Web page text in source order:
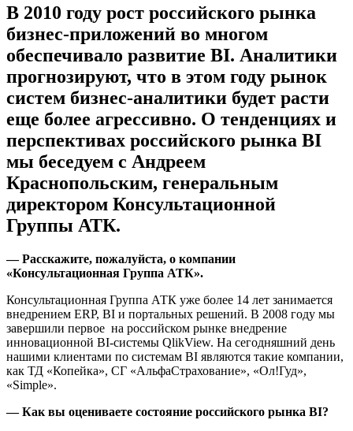
В 2010 году рост российского рынка
бизнес-приложений во многом
обеспечивало развитие BI. Аналитики
прогнозируют, что в этом году рынок
систем бизнес-аналитики будет расти
еще более агрессивно. О тенденциях и
перспективах российского рынка BI
мы беседуем с Андреем
Краснопольским, генеральным
директором Консультационной
Группы АТК.
— Расскажите, пожалуйста, о компании
«Консультационная Группа АТК».
Консультационная Группа АТК уже более 14 лет занимается
внедрением ERP, BI и портальных решений. В 2008 году мы
завершили первое на российском рынке внедрение
инновационной BI-системы QlikView. На сегодняшний день
нашими клиентами по системам BI являются такие компании,
как ТД «Копейка», СГ «АльфаСтрахование», «Ол!Гуд»,
«Simple».
— Как вы оцениваете состояние российского рынка BI?